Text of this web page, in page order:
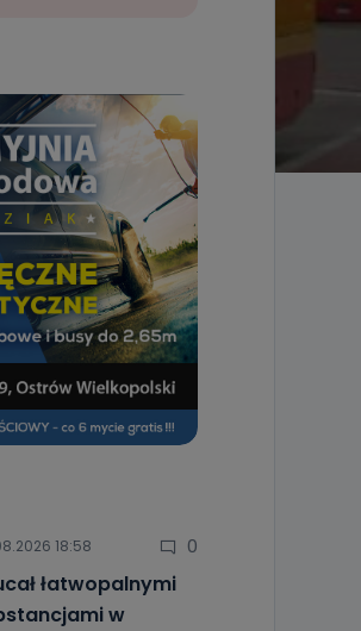
18:58 0
łatwopalnymi
w